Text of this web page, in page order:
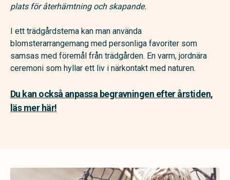
plats för återhämtning och skapande.
I ett trädgårdstema kan man använda
blomsterarrangemang med personliga favoriter som
samsas med föremål från trädgården. En varm, jordnära
ceremoni som hyllar ett liv i närkontakt med naturen.
Du kan också anpassa begravningen efter årstiden,
läs mer här!